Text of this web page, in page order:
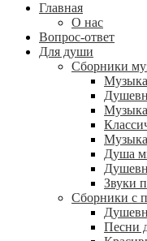
Главная
О нас
Вопрос-ответ
Для души
Сборники
Душа
Звуки
Сборники с
Песни